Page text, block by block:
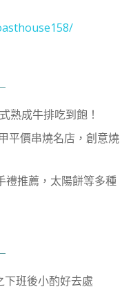
熟成牛排吃到飽！
平價串燒名店，創意燒
禮推薦，太陽餅等多種
下班後小酌好去處